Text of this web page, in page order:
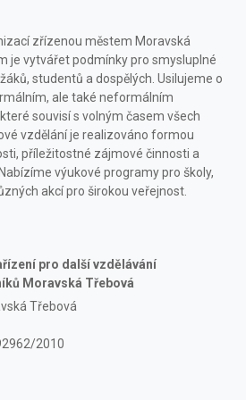
zřízenou městem Moravská
je vytvářet podmínky pro smysluplné
studentů a dospělých. Usilujeme o
ale také neformálním
souvisí s volným časem všech
vzdělání je realizováno formou
příležitostné zájmové činnosti a
výukové programy pro školy,
akcí pro širokou veřejnost.
pro další vzdělávání
Moravská Třebová
Třebová
2010